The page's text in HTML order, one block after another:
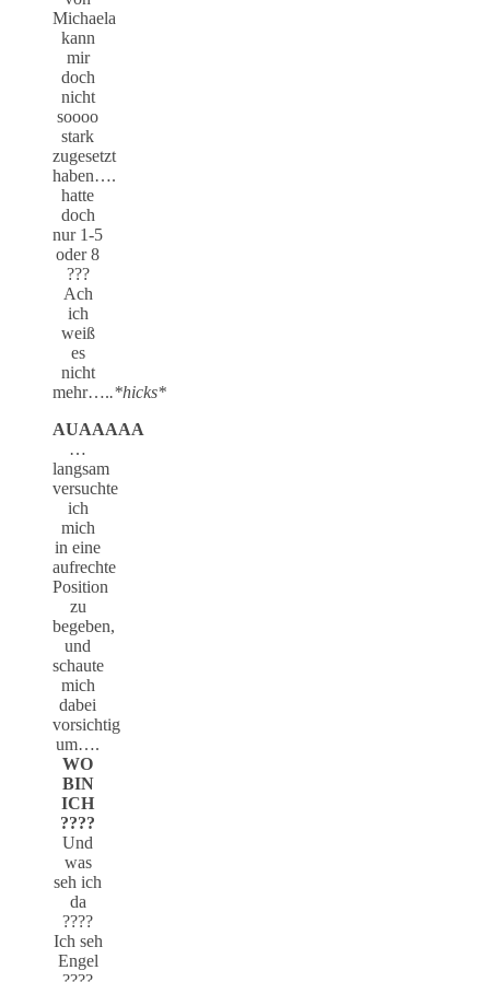
Michaela
kann
mir
doch
nicht
soooo
stark
zugesetzt
haben….
hatte
doch
nur 1-5
oder 8
???
Ach
ich
weiß
es
nicht
mehr…..*hicks*
AUAAAAA
…
langsam
versuchte
ich
mich
in eine
aufrechte
Position
zu
begeben,
und
schaute
mich
dabei
vorsichtig
um….
WO
BIN
ICH
????
Und
was
seh ich
da
????
Ich seh
Engel